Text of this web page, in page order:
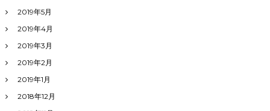
2019年5月
2019年4月
2019年3月
2019年2月
2019年1月
2018年12月